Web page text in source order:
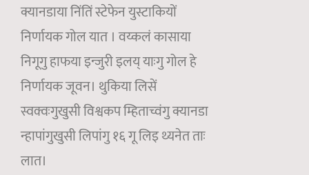
क्यानडाया निंतिं स्टेफेन युस्टाकियों
निर्णायक गोल यात । वय्कलं कासाया
निगूगु हाफया इन्जुरी इलय् याःगु गोल हे
निर्णायक जूवन। थुकिया लिसें
स्वक्वःगुखुसी विश्वकप म्हिताच्वंगु क्यानडा
न्हापांगुखुसी लिपांगु १६ गू लिइ थ्यनेत ताः
लात।